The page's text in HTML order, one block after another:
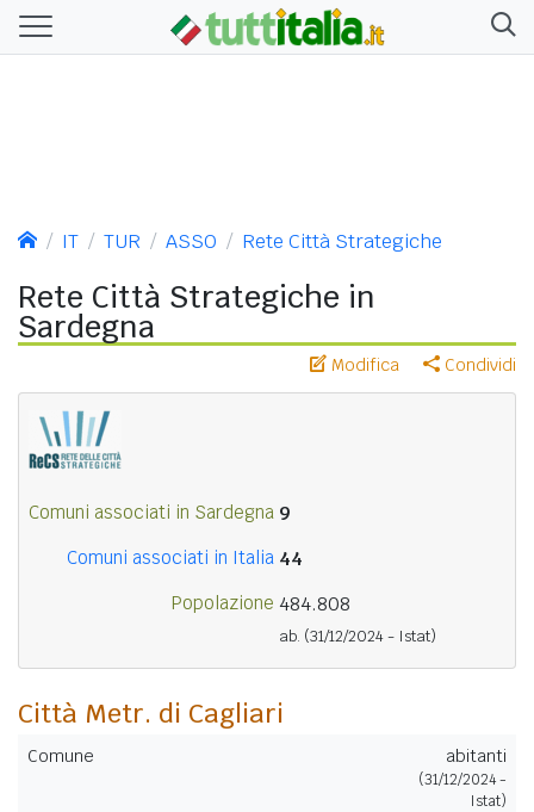
IT TUR ASSO Rete Città Strategiche
Rete Città Strategiche in
Sardegna
Modifica Condividi
Comuni associati in Sardegna 9
Comuni associati in Italia 44
Popolazione 484.808
ab. (31/12/2024 - Istat)
Città Metr. di Cagliari
Comune abitanti
(31/12/2024 -
Istat)